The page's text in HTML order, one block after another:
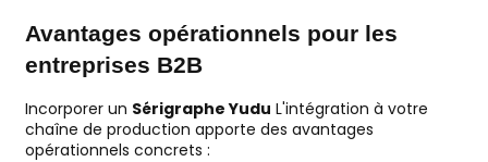
Avantages opérationnels pour les
entreprises B2B
Incorporer un Sérigraphe Yudu L'intégration à votre
chaîne de production apporte des avantages
opérationnels concrets :